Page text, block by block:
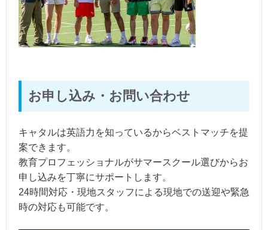
お申し込み・お問い合わせ
キャタルは英語力を知っているからベストマッチを提
案できます。
教育プロフェッショナルがサマースクール選びからお
申し込みを丁寧にサポートします。
24時間対応・現地スタッフによる現地での送迎や緊急
時の対応も可能です。